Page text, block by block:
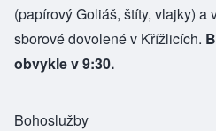
(papírový Goliáš, štíty, vlajky) a
sborové dovolené v Křížlicích.
obvykle v 9:30.
Bohoslužby